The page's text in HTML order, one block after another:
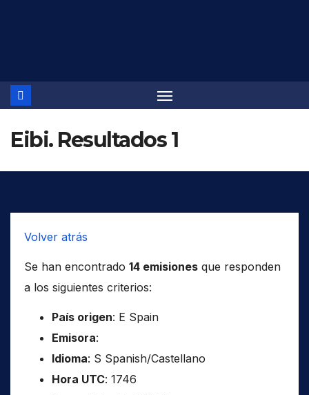
Eibi. Resultados 1
Volver atrás
Se han encontrado 14 emisiones que responden
a los siguientes criterios:
País origen: E Spain
Emisora:
Idioma: S Spanish/Castellano
Hora UTC: 1746